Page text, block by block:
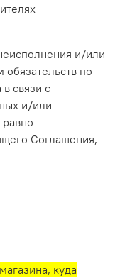
и/или
по
связи с
и/или
Соглашения,
куда